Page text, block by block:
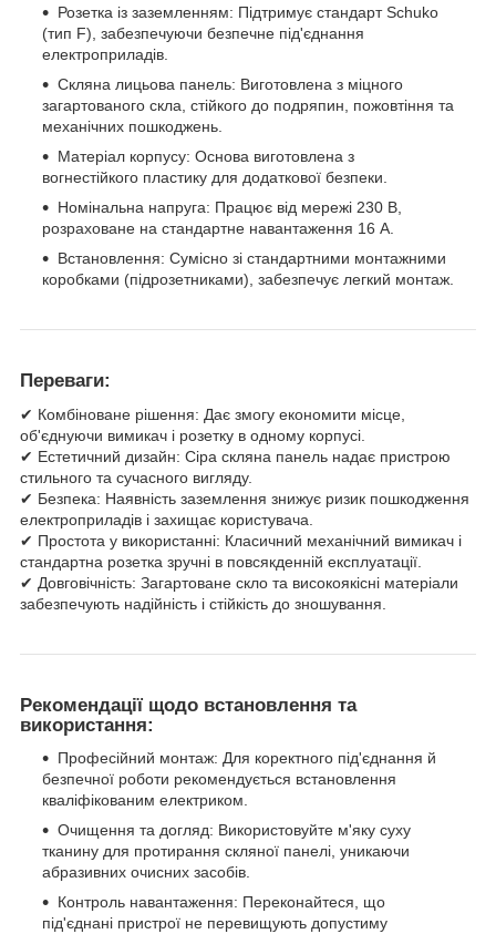
Розетка із заземленням: Підтримує стандарт Schuko
(тип F), забезпечуючи безпечне під'єднання
електроприладів.
Скляна лицьова панель: Виготовлена з міцного
загартованого скла, стійкого до подряпин, пожовтіння та
механічних пошкоджень.
Матеріал корпусу: Основа виготовлена з
вогнестійкого пластику для додаткової безпеки.
Номінальна напруга: Працює від мережі 230 В,
розраховане на стандартне навантаження 16 А.
Встановлення: Сумісно зі стандартними монтажними
коробками (підрозетниками), забезпечує легкий монтаж.
Переваги:
✔ Комбіноване рішення: Дає змогу економити місце,
об'єднуючи вимикач і розетку в одному корпусі.
✔ Естетичний дизайн: Сіра скляна панель надає пристрою
стильного та сучасного вигляду.
✔ Безпека: Наявність заземлення знижує ризик пошкодження
електроприладів і захищає користувача.
✔ Простота у використанні: Класичний механічний вимикач і
стандартна розетка зручні в повсякденній експлуатації.
✔ Довговічність: Загартоване скло та високоякісні матеріали
забезпечують надійність і стійкість до зношування.
Рекомендації щодо встановлення та
використання:
Професійний монтаж: Для коректного під'єднання й
безпечної роботи рекомендується встановлення
кваліфікованим електриком.
Очищення та догляд: Використовуйте м'яку суху
тканину для протирання скляної панелі, уникаючи
абразивних очисних засобів.
Контроль навантаження: Переконайтеся, що
під'єднані пристрої не перевищують допустиму